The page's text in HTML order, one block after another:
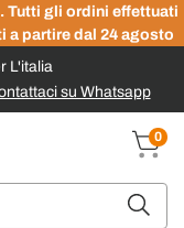
Tutti gli ordini effettuati
a partire dal 24 agosto
L'italia
su Whatsapp
0